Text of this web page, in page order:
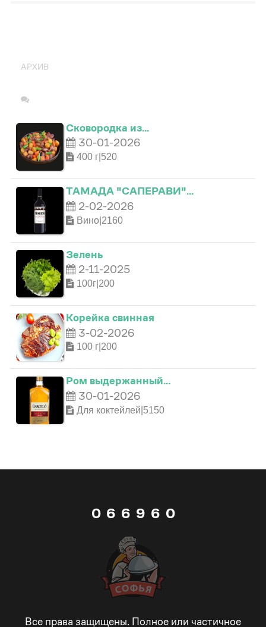
АРХИВ
Сковородка из…
30-01-2026
400 г|520
ТАМАДА "САПЕРАВИ"…
2-02-2026
Вино|2160
Зелень
2-11-2025
100г|200
Корейка свинная
3-02-2026
100 г|200
Ром выдержанный…
30-01-2026
Для коктейлей|5150
0
3
1
2
3
6
8
9
1
2
3
6
7
8
9
0
5
6
9
_
-
+
2
3
6
8
9
0
3
Все права защищены. Полное или частичное